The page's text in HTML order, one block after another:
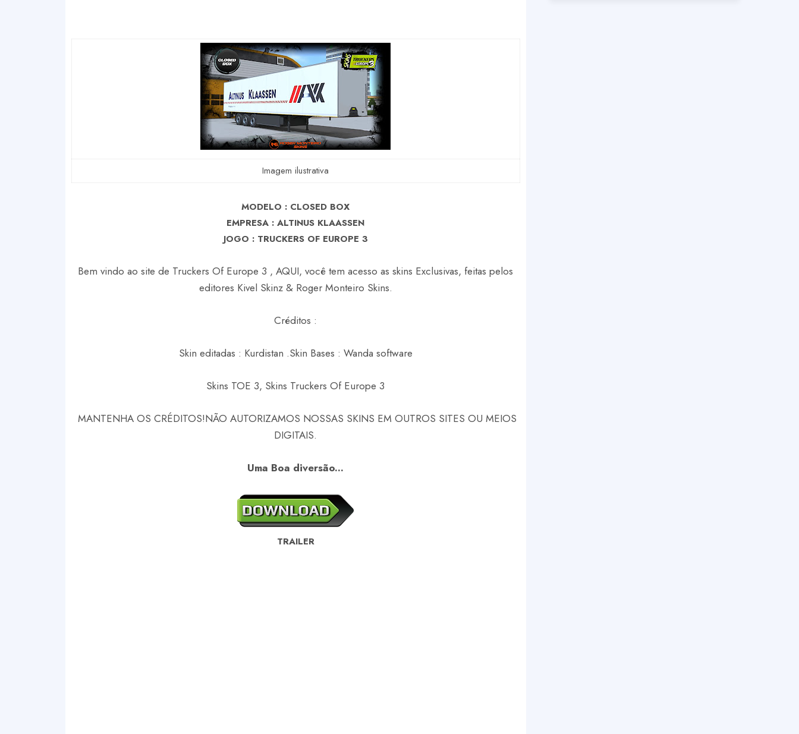
Imagem ilustrativa
MODELO : CLOSED BOX
EMPRESA : ALTINUS KLAASSEN
JOGO : TRUCKERS OF EUROPE 3
Bem vindo ao site de Truckers Of Europe 3 , AQUI, você tem acesso as skins Exclusivas, feitas pelos
editores Kivel Skinz & Roger Monteiro Skins.
Créditos :
Skin editadas : Kurdistan .Skin Bases : Wanda software
Skins TOE 3, Skins Truckers Of Europe 3
MANTENHA OS CRÉDITOS!NÃO AUTORIZAMOS NOSSAS SKINS EM OUTROS SITES OU MEIOS
DIGITAIS.
Uma Boa diversão...
TRAILER